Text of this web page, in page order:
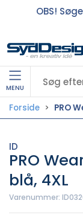
OBS!
MENU
Forside PRO
ID
PRO
blå, 4XL
Varenummer: